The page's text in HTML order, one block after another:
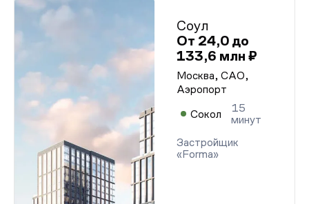
Соул
От 24,0 до
133,6 млн ₽
Москва, САО,
Аэропорт
Сокол
15
минут
Застройщик
«Forma»